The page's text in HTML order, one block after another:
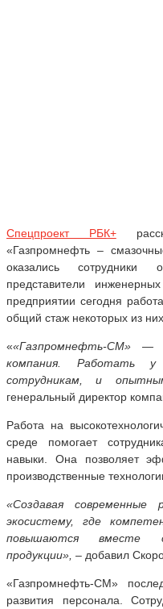
Спецпроект РБК+
«Газпромнефть –
оказались
представители
предприятии сегодня
общий стаж некоторых из
««Газпромнефть-СМ» —
компания. Работать
сотрудникам, и
генеральный директор
Работа на
среде помогает
навыки. Она позволяет
производственные
«Создавая
экосистему, где
повышаются вместе
продукции», – добавил
«Газпромнефть-СМ»
развития персонала.